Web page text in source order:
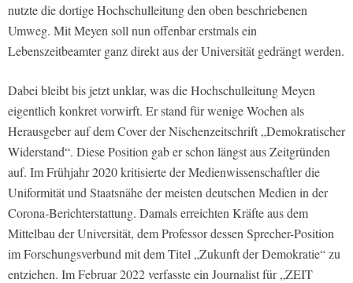
nutzte die dortige Hochschulleitung den oben beschriebenen
Umweg. Mit Meyen soll nun offenbar erstmals ein
Lebenszeitbeamter ganz direkt aus der Universität gedrängt werden.
Dabei bleibt bis jetzt unklar, was die Hochschulleitung Meyen
eigentlich konkret vorwirft. Er stand für wenige Wochen als
Herausgeber auf dem Cover der Nischenzeitschrift „Demokratischer
Widerstand“. Diese Position gab er schon längst aus Zeitgründen
auf. Im Frühjahr 2020 kritisierte der Medienwissenschaftler die
Uniformität und Staatsnähe der meisten deutschen Medien in der
Corona-Berichterstattung. Damals erreichten Kräfte aus dem
Mittelbau der Universität, dem Professor dessen Sprecher-Position
im Forschungsverbund mit dem Titel „Zukunft der Demokratie“ zu
entziehen. Im Februar 2022 verfasste ein Journalist für „ZEIT